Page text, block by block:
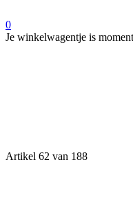
0
Je winkelwagentje is
Artikel 62 van 188